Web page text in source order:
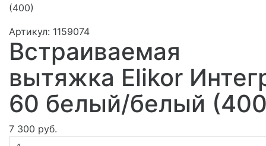
(400)
Артикул: 1159074
Встраиваемая
вытяжка Elikor
60 белый/белый
7 300 руб.